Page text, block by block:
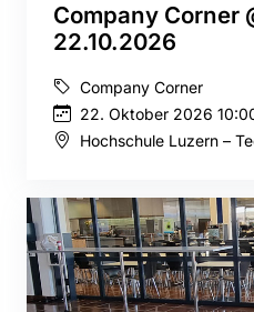
Company Corner
22.10.2026
Company Corner
22. Oktober 2026
Hochschule Luzern –